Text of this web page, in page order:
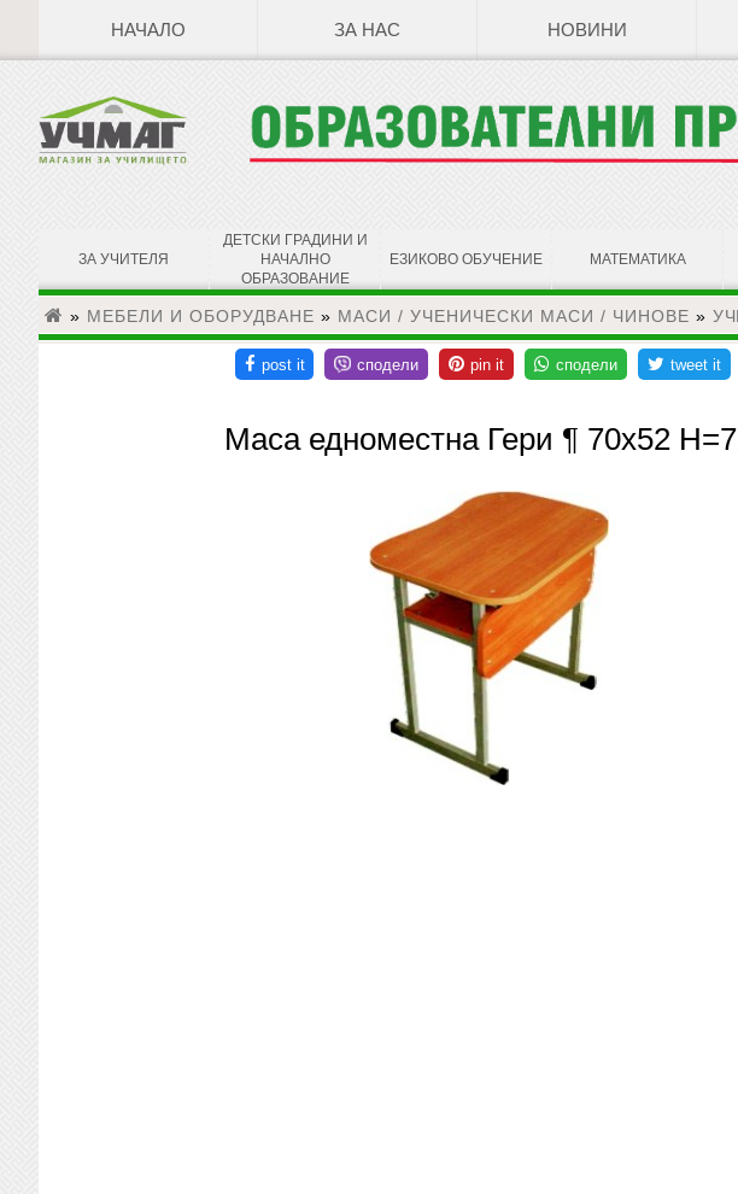
НАЧАЛО ЗА НАС НОВИНИ
ЗА УЧИТЕЛЯ
ДЕТСКИ ГРАДИНИ И
НАЧАЛНО
ОБРАЗОВАНИЕ
ЕЗИКОВО ОБУЧЕНИЕ МАТЕМАТИКА
» МЕБЕЛИ И ОБОРУДВАНЕ » МАСИ / УЧЕНИЧЕСКИ МАСИ / ЧИНОВЕ »
Маса едноместна Гери ¶ 70х52